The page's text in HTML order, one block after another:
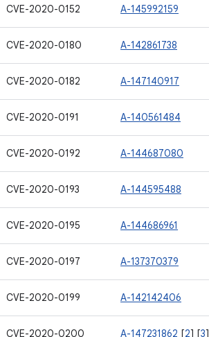
CVE-2020-0152 A-145992159
CVE-2020-0180 A-142861738
CVE-2020-0182 A-147140917
CVE-2020-0191 A-140561484
CVE-2020-0192 A-144687080
CVE-2020-0193 A-144595488
CVE-2020-0195 A-144686961
CVE-2020-0197 A-137370379
CVE-2020-0199 A-142142406
CVE-2020-0200 A-147231862 [2] [3]